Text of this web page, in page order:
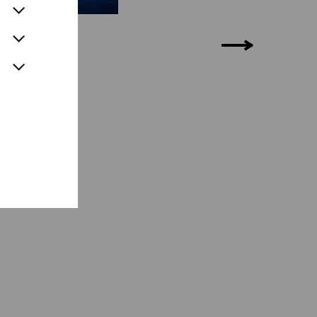
04.10. 19.10.